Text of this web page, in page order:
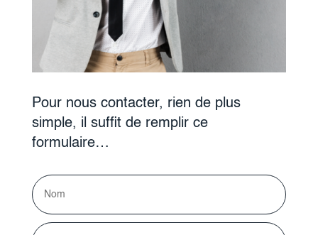
Pour nous contacter, rien de plus
simple, il suffit de remplir ce
formulaire…